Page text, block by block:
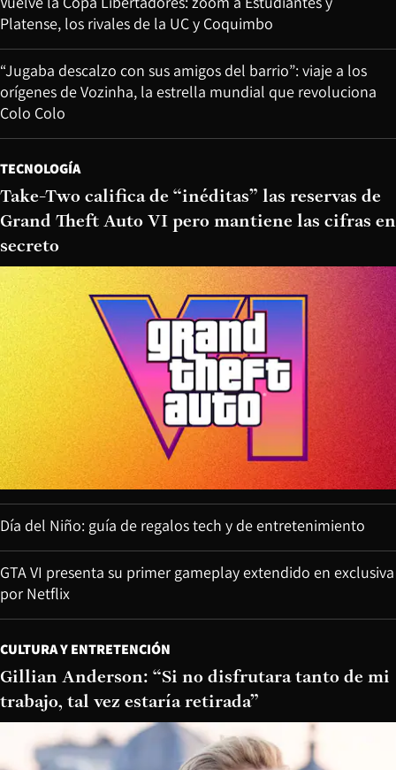
Platense, los rivales de la UC y Coquimbo
“Jugaba descalzo con sus amigos del barrio”: viaje a los
orígenes de Vozinha, la estrella mundial que revoluciona
Colo Colo
TECNOLOGÍA
Take-Two califica de “inéditas” las reservas de
Grand Theft Auto VI pero mantiene las cifras en
secreto
Día del Niño: guía de regalos tech y de entretenimiento
GTA VI presenta su primer gameplay extendido en exclusiva
por Netflix
CULTURA Y ENTRETENCIÓN
Gillian Anderson: “Si no disfrutara tanto de mi
trabajo, tal vez estaría retirada”